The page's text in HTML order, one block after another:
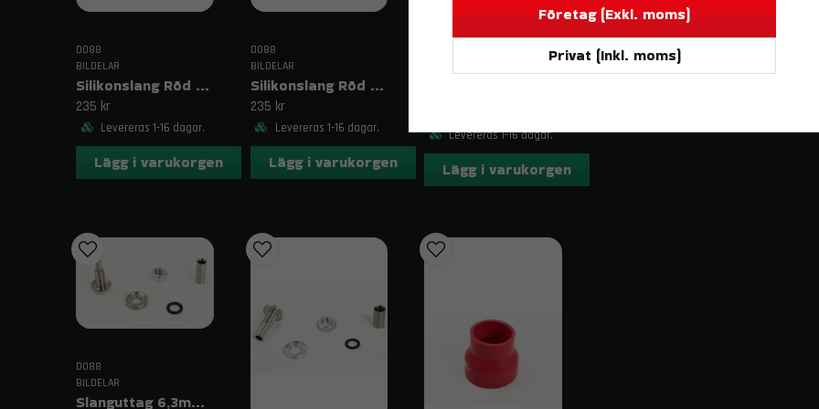
Leveransinnehåll
Komplett uppsättning tryckslangar i Blå
order@trendab.com
biturbo, audi s4 a6 tryckslang blå
DO88
BILDELAR
Silikonslang Röd 2,75–3,125" (70–80mm)
235 kr
Levereras 1-16 dagar.
Lägg i varukorgen
DO88
BILDELAR
Silikonslang Röd 2,75–3" (70–76mm)
235 kr
Levereras 1-16 dagar.
Lägg i varukorgen
BILDELAR
Levereras 1-16 dagar.
Lägg i varukorgen
DO88
BILDELAR
Slanguttag 6,3mm (1/4")
Företag (Exkl. moms)
Privat (Inkl. moms)